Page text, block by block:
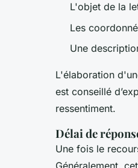
L'objet de la
Les
Une
L'élaboration
est conseillé
ressentiment.
Délai de
Une fois le
Généralement,